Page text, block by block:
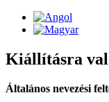
Kiállításra
Általános nevezési